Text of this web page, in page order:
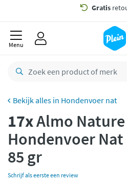
Gratis
Bestelling uiterlijk
CO2 neutraal
Betaal met
Menu
Hondenvoer nat
17xAlmo Nature
Hondenvoer
85 gr
Schrijf als eerste een review